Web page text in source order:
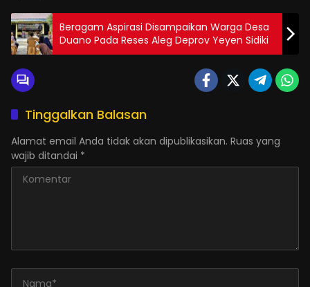
Beragam Aspirasi Disampaikan Warga Desa
Duano Pada Reses Aleg Deprov Yeyen Sidiki
Tinggalkan Balasan
Alamat email Anda tidak akan dipublikasikan. Ruas yang
wajib ditandai *